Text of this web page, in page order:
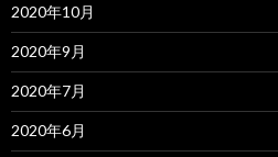
2020年10月
2020年9月
2020年7月
2020年6月